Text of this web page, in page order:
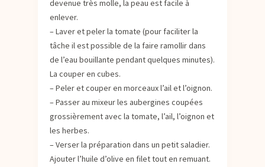
devenue très molle, la peau est facile à
enlever.
– Laver et peler la tomate (pour faciliter la
tâche il est possible de la faire ramollir dans
de l’eau bouillante pendant quelques minutes).
La couper en cubes.
– Peler et couper en morceaux l’ail et l’oignon.
– Passer au mixeur les aubergines coupées
grossièrement avec la tomate, l’ail, l’oignon et
les herbes.
– Verser la préparation dans un petit saladier.
Ajouter l’huile d’olive en filet tout en remuant.